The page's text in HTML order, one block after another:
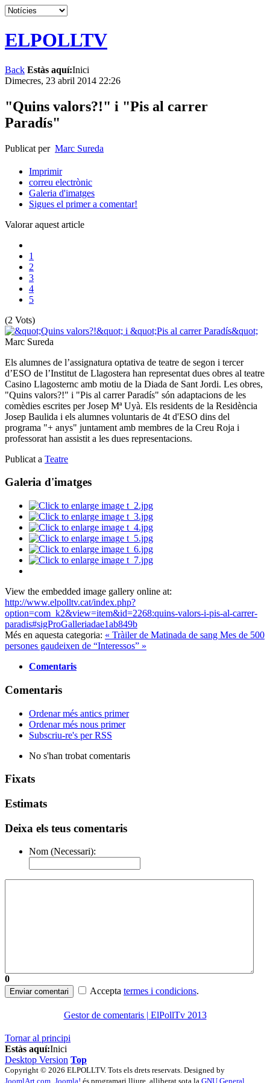
ELPOLLTV
Back Estàs aquí:Inici
Dimecres, 23 abril 2014 22:26
"Quins valors?!" i "Pis al carrer
Paradís"
Publicat per Marc Sureda
Imprimir
correu electrònic
Galeria d'imatges
Sigues el primer a comentar!
Valorar aquest article
1
2
3
4
5
(2 Vots)
Marc Sureda
Els alumnes de l’assignatura optativa de teatre de segon i tercer
d’ESO de l’Institut de Llagostera han representat dues obres al teatre
Casino Llagosternc amb motiu de la Diada de Sant Jordi. Les obres,
"Quins valors?!" i "Pis al carrer Paradís" són adaptacions de les
comèdies escrites per Josep Mª Uyà. Els residents de la Residència
Josep Baulida i els alumnes voluntaris de 4t d'ESO dins del
programa "+ anys" juntament amb membres de la Creu Roja i
professorat han assistit a les dues representacions.
Publicat a Teatre
Galeria d'imatges
View the embedded image gallery online at:
http://www.elpolltv.cat/index.php?
option=com_k2&view=item&id=2268:quins-valors-i-pis-al-carrer-
paradis#sigProGalleriadae1ab849b
Més en aquesta categoria: « Tràiler de Matinada de sang Mes de 500
persones gaudeixen de “Interessos” »
Comentaris
Comentaris
Ordenar més antics primer
Ordenar més nous primer
Subscriu-re's per RSS
No s'han trobat comentaris
Fixats
Estimats
Deixa els teus comentaris
Nom (Necessari):
0
Enviar comentari Accepta termes i condicions.
Gestor de comentaris | ElPollTv 2013
Tornar al principi
Estàs aquí:Inici
Desktop Version Top
Copyright © 2026 ELPOLLTV. Tots els drets reservats. Designed by
JoomlArt.com Joomla! és programari lliure, alliberat sota la GNU General